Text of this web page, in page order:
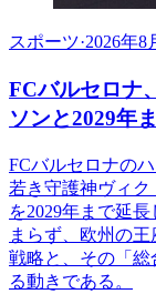
スポーツ·2026年8
FCバルセロナ
ソンと2029年
FCバルセロナの
若き守護神ヴィ
を2029年まで延
まらず、欧州の
戦略と、その「
る動きである。